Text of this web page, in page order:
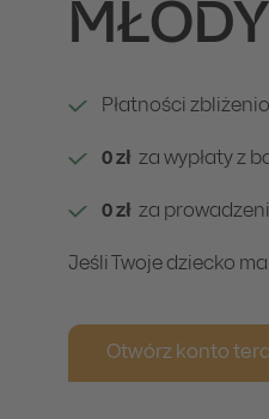
Płatności
0 zł za wypłaty z
0 zł za
Jeśli Twoje dziecko
Otwórz konto